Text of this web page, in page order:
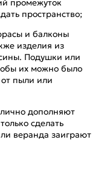
промежуток
пространство;
и балконы
изделия из
Подушки или
их можно было
пыли или
дополняют
сделать
веранда заиграют